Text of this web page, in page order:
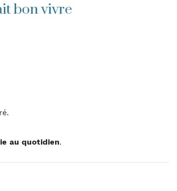
bon vivre
au quotidien.